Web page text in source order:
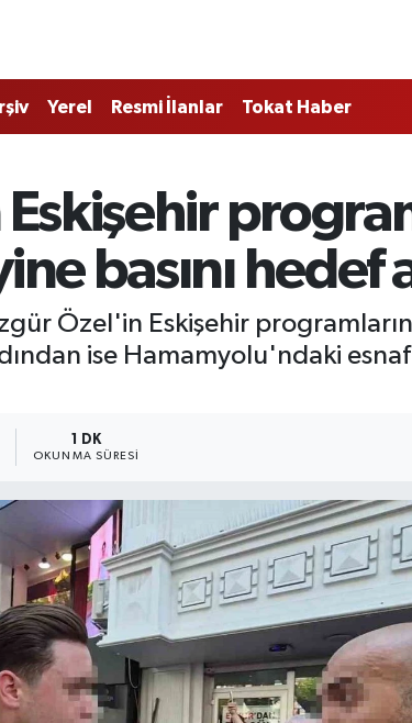
Yerel Resmi İlanlar Tokat Haber
basını hedef
Özel'in Eskişehir
ise Hamamyolu'ndaki
1 DK
OKUNMA SÜRESI